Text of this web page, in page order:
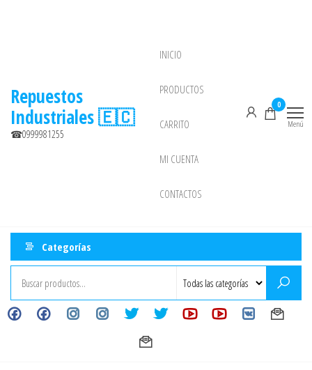
Repuestos
Industriales 🇪🇨
☎0999981255
INICIO
PRODUCTOS
CARRITO
MI CUENTA
CONTACTOS
0
Menú
Categorías